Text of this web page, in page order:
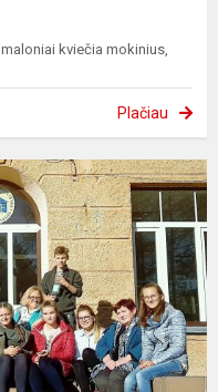
kviečia mokinius,
Plačiau